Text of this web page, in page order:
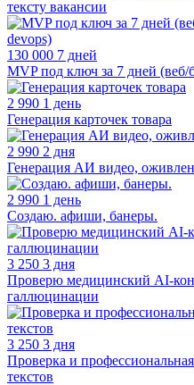
тексту вакансии
130 000 7 дней
MVP под ключ за 7 дней (веб/
2 990 1 день
Генерация карточек товара
2 990 2 дня
Генерация АИ видео,
2 990 1 день
Создаю. афиши, банеры.
3 250 3 дня
Проверю медицинский AI-
галлюцинации
3 250 3 дня
Проверка и
текстов